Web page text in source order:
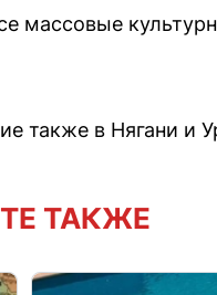
массовые
также в Нягани и
ТАКЖЕ